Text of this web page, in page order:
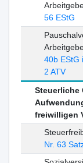
56 EStG
40b EStG
2 ATV
Steuerliche
freiwilligen
Nr. 63